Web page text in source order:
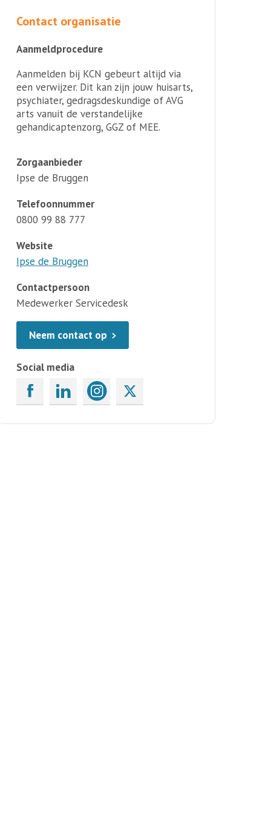
Contact organisatie
Aanmeldprocedure
Aanmelden bij KCN gebeurt altijd via
een verwijzer. Dit kan zijn jouw huisarts,
psychiater, gedragsdeskundige of AVG
arts vanuit de verstandelijke
gehandicaptenzorg, GGZ of MEE.
Zorgaanbieder
Ipse de Bruggen
Telefoonnummer
0800 99 88 777
Website
Ipse de Bruggen
Contactpersoon
Medewerker Servicedesk
Neem contact op
Social media